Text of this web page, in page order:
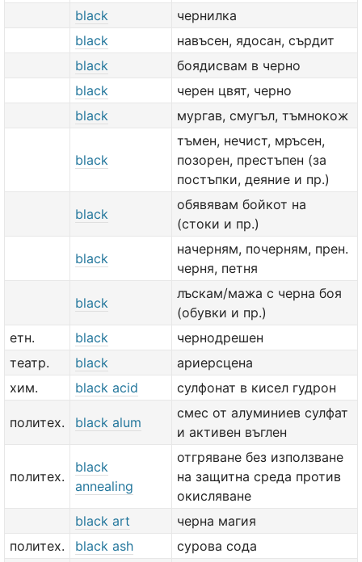
black
чернилка
black
навъсен, ядосан, сърдит
black
боядисвам в черно
black
черен цвят, черно
black
мургав, смугъл, тъмнокож
black
тъмен, нечист, мръсен,
позорен, престъпен (за
постъпки, деяние и пр.)
black
обявявам бойкот на
(стоки и пр.)
black
начерням, почерням, прен.
черня, петня
black
лъскам/мажа с черна боя
(обувки и пр.)
етн.
black
чернодрешен
театр.
black
ариерсцена
хим.
black acid сулфонат в кисел гудрон
политех. black alum
смес от алуминиев сулфат
и активен въглен
политех.
black
annealing
отгряване без използване
на защитна среда против
окисляване
black art
черна магия
политех.
black ash
сурова сода